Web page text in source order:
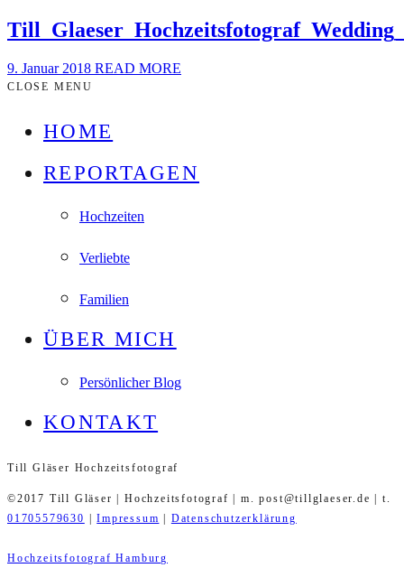
9. Januar 2018 READ MORE
CLOSE MENU
HOME
REPORTAGEN
Hochzeiten
Verliebte
Familien
ÜBER MICH
Persönlicher Blog
KONTAKT
Till Gläser Hochzeitsfotograf
©2017 Till Gläser | Hochzeitsfotograf | m. post@tillglaeser.de | t.
01705579630
|Impressum Datenschutzerklärung
Hochzeitsfotograf Hamburg